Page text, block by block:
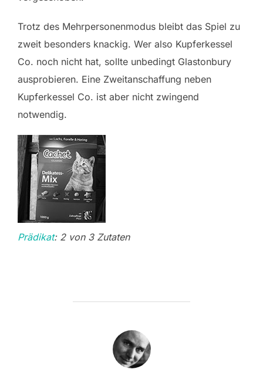
Trotz des Mehrpersonenmodus bleibt das Spiel zu
zweit besonders knackig. Wer also Kupferkessel
Co. noch nicht hat, sollte unbedingt Glastonbury
ausprobieren. Eine Zweitanschaffung neben
Kupferkessel Co. ist aber nicht zwingend
notwendig.
Prädikat: 2 von 3 Zutaten
BEITRAGSAUTOR